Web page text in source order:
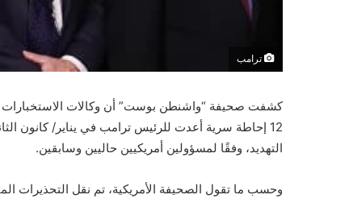
ترامب
كشفت صحيفة “واشنطن بوست” أن وكالات الاستخبارات
12 إحاطة سرية أعدت للرئيس ترامب في يناير/ كانون
التهديد، وفقًا لمسؤولين أمريكيين حاليين وسابقين.
وحسب ما تقول الصحيفة الأمريكية، تم نقل التحذيرات